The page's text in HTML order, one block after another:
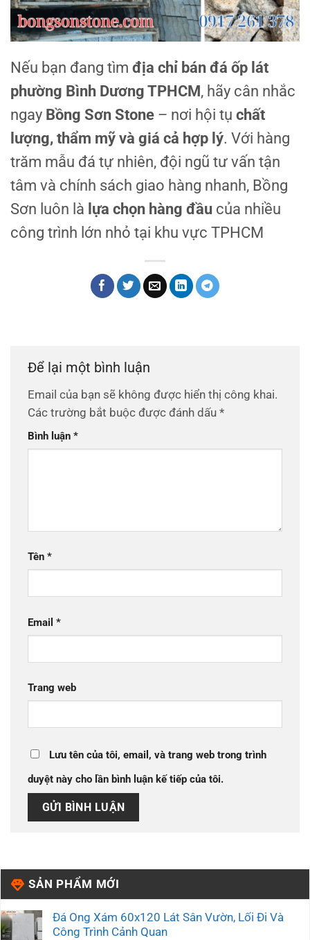
SẢN PHẨM MỚI
Đá Ong Xám 60x120 Lát Sân Vườn, Lối Đi Và
Công Trình Cảnh Quan
Nếu bạn đang tìm địa chỉ bán đá ốp lát
phường Bình Dương TPHCM , hãy cân nhắc
ngay Bồng Sơn Stone – nơi hội tụ chất
lượng, thẩm mỹ và giá cả hợp lý. Với hàng
trăm mẫu đá tự nhiên, đội ngũ tư vấn tận
tâm và chính sách giao hàng nhanh, Bồng
Sơn luôn là lựa chọn hàng đầu của nhiều
công trình lớn nhỏ tại khu vực TPHCM
Để lại một bình luận
Email của bạn sẽ không được hiển thị công khai.
Các trường bắt buộc được đánh dấu *
Bình luận *
Tên *
Email *
Trang web
Lưu tên của tôi, email, và trang web trong trình
duyệt này cho lần bình luận kế tiếp của tôi.